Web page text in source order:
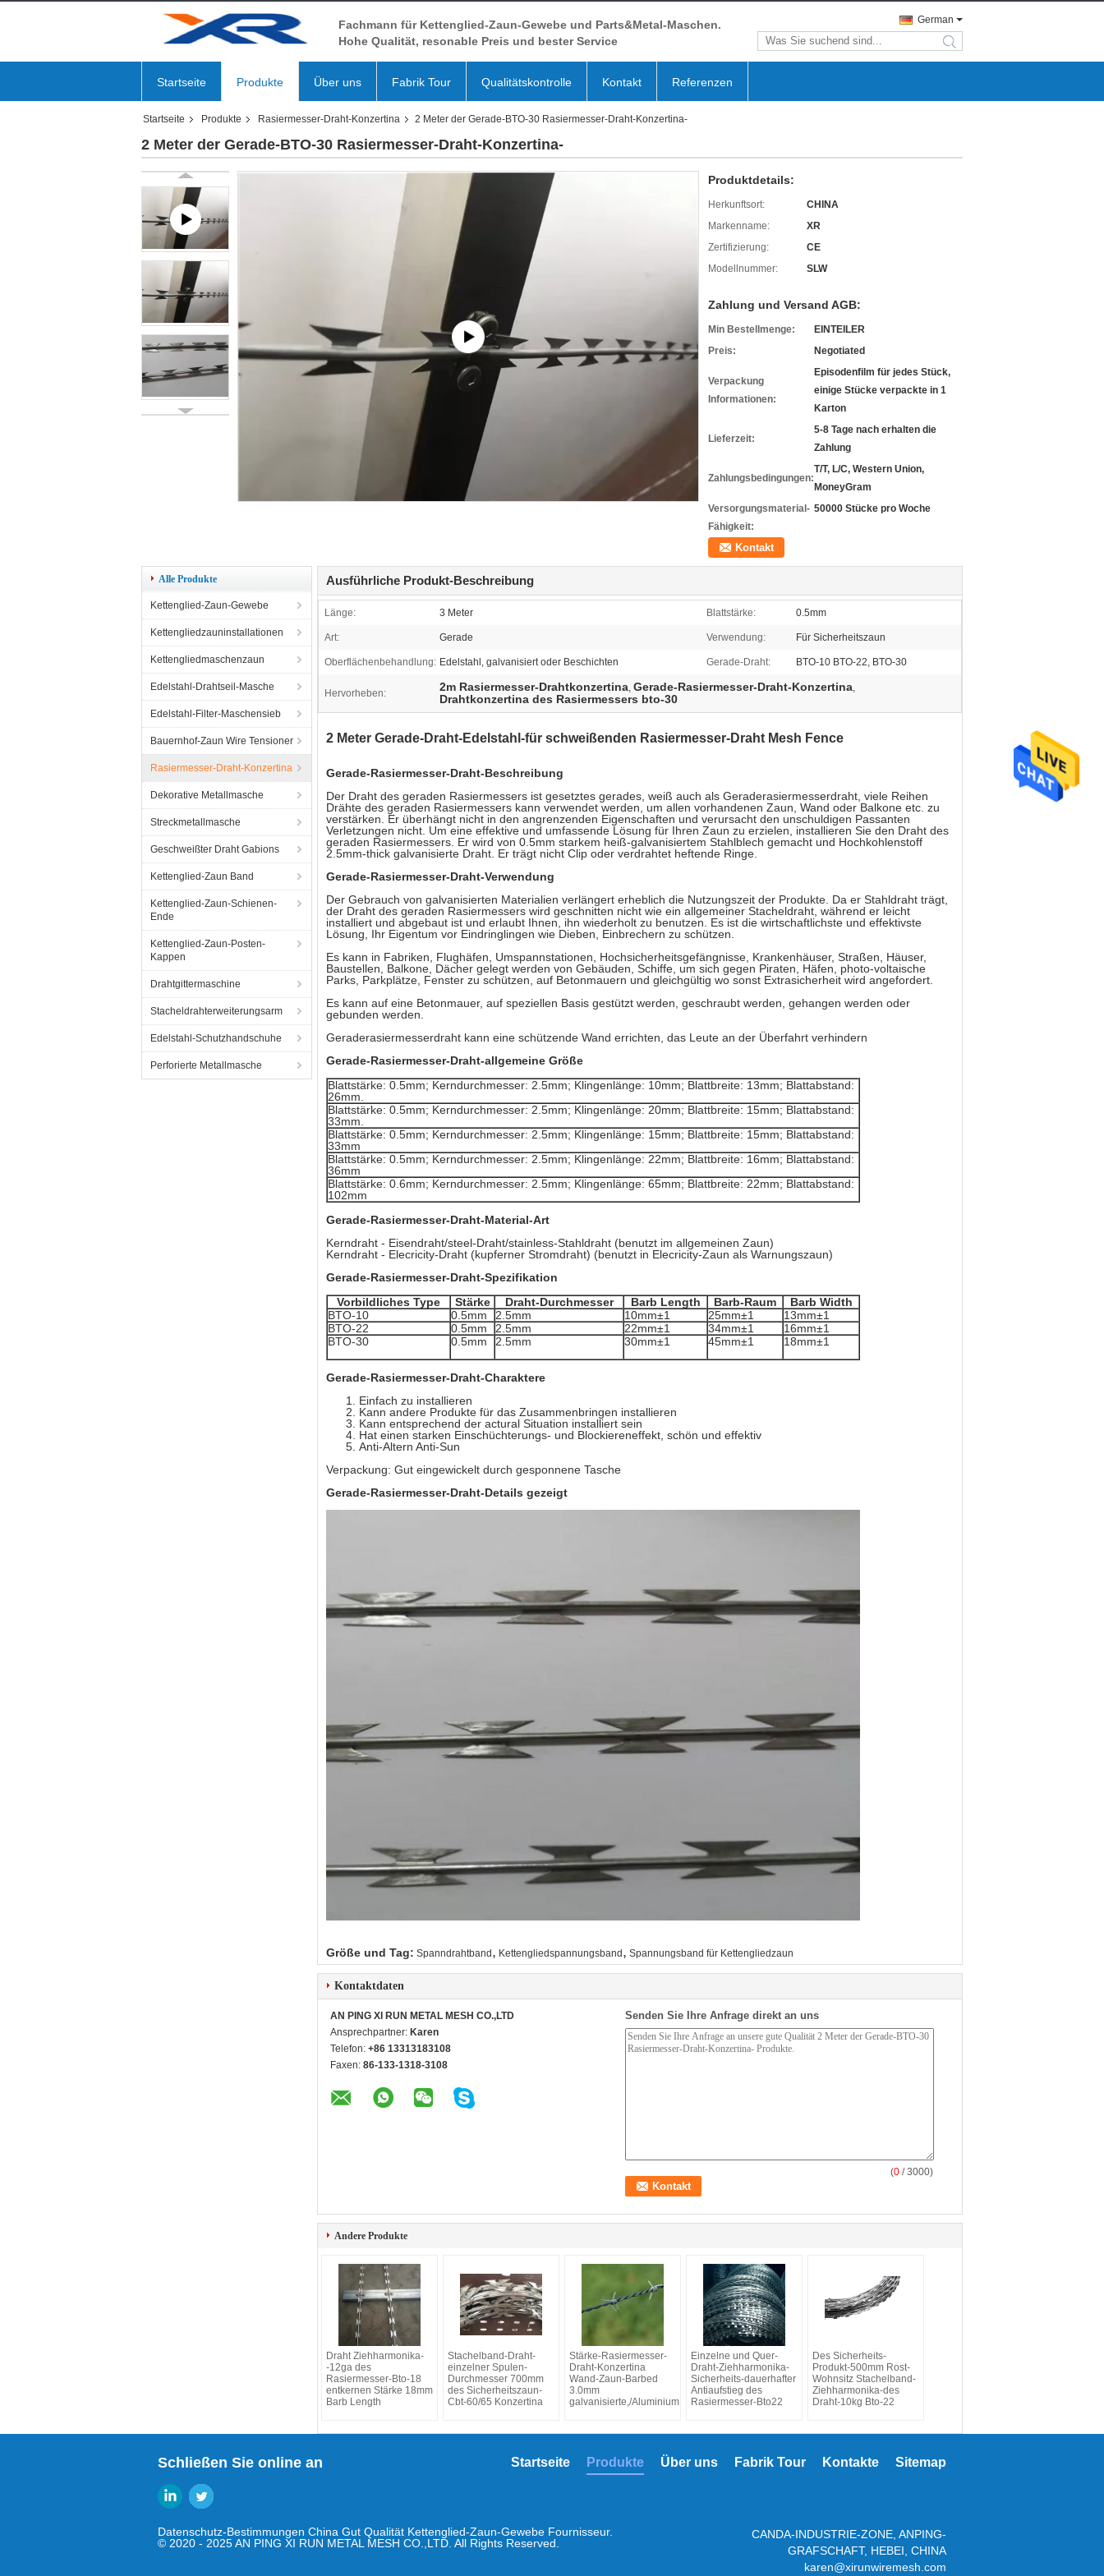
Fachmann für Kettenglied-Zaun-Gewebe und Parts&Metal-Maschen.
Hohe Qualität, resonable Preis und bester Service
German
search
Startseite Produkte Über uns Fabrik Tour Qualitätskontrolle Kontakt Referenzen
Startseite Produkte Rasiermesser-Draht-Konzertina 2 Meter der Gerade-BTO-30 Rasiermesser-Draht-Konzertina-
2 Meter der Gerade-BTO-30 Rasiermesser-Draht-Konzertina-
Produktdetails:
Herkunftsort:
CHINA
Markenname:
XR
Zertifizierung:
CE
Modellnummer:
SLW
Zahlung und Versand AGB:
Min Bestellmenge:
EINTEILER
Preis:
Negotiated
Verpackung
Informationen:
Episodenfilm für jedes Stück,
einige Stücke verpackte in 1
Karton
Lieferzeit:
5-8 Tage nach erhalten die
Zahlung
Zahlungsbedingungen:
T/T, L/C, Western Union,
MoneyGram
Versorgungsmaterial-
Fähigkeit:
50000 Stücke pro Woche
Kontakt
Alle Produkte
Kettenglied-Zaun-Gewebe
Kettengliedzauninstallationen
Kettengliedmaschenzaun
Edelstahl-Drahtseil-Masche
Edelstahl-Filter-Maschensieb
Bauernhof-Zaun Wire Tensioner
Rasiermesser-Draht-Konzertina
Dekorative Metallmasche
Streckmetallmasche
Geschweißter Draht Gabions
Kettenglied-Zaun Band
Kettenglied-Zaun-Schienen-
Ende
Kettenglied-Zaun-Posten-
Kappen
Drahtgittermaschine
Stacheldrahterweiterungsarm
Edelstahl-Schutzhandschuhe
Perforierte Metallmasche
Ausführliche Produkt-Beschreibung
Länge: 3 Meter Blattstärke: 0.5mm
Art: Gerade Verwendung: Für Sicherheitszaun
Oberflächenbehandlung: Edelstahl, galvanisiert oder Beschichten Gerade-Draht: BTO-10 BTO-22, BTO-30
Hervorheben: 2m Rasiermesser-Drahtkonzertina, Gerade-Rasiermesser-Draht-Konzertina,
Drahtkonzertina des Rasiermessers bto-30
2 Meter Gerade-Draht-Edelstahl-für schweißenden Rasiermesser-Draht Mesh Fence
Gerade-Rasiermesser-Draht-Beschreibung
Der Draht des geraden Rasiermessers ist gesetztes gerades, weiß auch als Geraderasiermesserdraht, viele Reihen
Drähte des geraden Rasiermessers kann verwendet werden, um allen vorhandenen Zaun, Wand oder Balkone etc. zu
verstärken. Er überhängt nicht in den angrenzenden Eigenschaften und verursacht den unschuldigen Passanten
Verletzungen nicht. Um eine effektive und umfassende Lösung für Ihren Zaun zu erzielen, installieren Sie den Draht des
geraden Rasiermessers. Er wird von 0.5mm starkem heiß-galvanisiertem Stahlblech gemacht und Hochkohlenstoff
2.5mm-thick galvanisierte Draht. Er trägt nicht Clip oder verdrahtet heftende Ringe.
Gerade-Rasiermesser-Draht-Verwendung
Der Gebrauch von galvanisierten Materialien verlängert erheblich die Nutzungszeit der Produkte. Da er Stahldraht trägt,
der Draht des geraden Rasiermessers wird geschnitten nicht wie ein allgemeiner Stacheldraht, während er leicht
installiert und abgebaut ist und erlaubt Ihnen, ihn wiederholt zu benutzen. Es ist die wirtschaftlichste und effektivste
Lösung, Ihr Eigentum vor Eindringlingen wie Dieben, Einbrechern zu schützen.
Es kann in Fabriken, Flughäfen, Umspannstationen, Hochsicherheitsgefängnisse, Krankenhäuser, Straßen, Häuser,
Baustellen, Balkone, Dächer gelegt werden von Gebäuden, Schiffe, um sich gegen Piraten, Häfen, photo-voltaische
Parks, Parkplätze, Fenster zu schützen, auf Betonmauern und gleichgültig wo sonst Extrasicherheit wird angefordert.
Es kann auf eine Betonmauer, auf speziellen Basis gestützt werden, geschraubt werden, gehangen werden oder
gebunden werden.
Geraderasiermesserdraht kann eine schützende Wand errichten, das Leute an der Überfahrt verhindern
Gerade-Rasiermesser-Draht-allgemeine Größe
Blattstärke: 0.5mm; Kerndurchmesser: 2.5mm; Klingenlänge: 10mm; Blattbreite: 13mm; Blattabstand:
26mm.
Blattstärke: 0.5mm; Kerndurchmesser: 2.5mm; Klingenlänge: 20mm; Blattbreite: 15mm; Blattabstand:
33mm.
Blattstärke: 0.5mm; Kerndurchmesser: 2.5mm; Klingenlänge: 15mm; Blattbreite: 15mm; Blattabstand:
33mm
Blattstärke: 0.5mm; Kerndurchmesser: 2.5mm; Klingenlänge: 22mm; Blattbreite: 16mm; Blattabstand:
36mm
Blattstärke: 0.6mm; Kerndurchmesser: 2.5mm; Klingenlänge: 65mm; Blattbreite: 22mm; Blattabstand:
102mm
Gerade-Rasiermesser-Draht-Material-Art
Kerndraht - Eisendraht/steel-Draht/stainless-Stahldraht (benutzt im allgemeinen Zaun)
Kerndraht - Elecricity-Draht (kupferner Stromdraht) (benutzt in Elecricity-Zaun als Warnungszaun)
Gerade-Rasiermesser-Draht-Spezifikation
Vorbildliches Type
Stärke Draht-Durchmesser Barb Length Barb-Raum
Barb Width
BTO-10
0.5mm 2.5mm 10mm±1 25mm±1
13mm±1
BTO-22
0.5mm 2.5mm 22mm±1 34mm±1
16mm±1
BTO-30
0.5mm 2.5mm 30mm±1 45mm±1 18mm±1
Gerade-Rasiermesser-Draht-Charaktere
Einfach zu installieren
Kann andere Produkte für das Zusammenbringen installieren
Kann entsprechend der actural Situation installiert sein
Hat einen starken Einschüchterungs- und Blockiereneffekt, schön und effektiv
Anti-Altern Anti-Sun
Verpackung: Gut eingewickelt durch gesponnene Tasche
Gerade-Rasiermesser-Draht-Details gezeigt
Größe und Tag: Spanndrahtband , Kettengliedspannungsband , Spannungsband für Kettengliedzaun
Kontaktdaten
AN PING XI RUN METAL MESH CO.,LTD
Ansprechpartner: Karen
Telefon: +86 13313183108
Faxen: 86-133-1318-3108
Senden Sie Ihre Anfrage direkt an uns
(0 / 3000)
Andere Produkte
Draht Ziehharmonika-
-12ga des
Rasiermesser-Bto-18
entkernen Stärke 18mm
Barb Length
Stachelband-Draht-
einzelner Spulen-
Durchmesser 700mm
des Sicherheitszaun-
Cbt-60/65 Konzertina
Stärke-Rasiermesser-
Draht-Konzertina
Wand-Zaun-Barbed
3.0mm
galvanisierte,/Aluminium
Einzelne und Quer-
Draht-Ziehharmonika-
Sicherheits-dauerhafter
Antiaufstieg des
Rasiermesser-Bto22
Des Sicherheits-
Produkt-500mm Rost-
Wohnsitz Stachelband-
Ziehharmonika-des
Draht-10kg Bto-22
Schließen Sie online an Sitemap
Kontakte
Fabrik Tour
Über uns
Produkte
Startseite
Datenschutz-Bestimmungen China Gut Qualität Kettenglied-Zaun-Gewebe Fournisseur.
© 2020 - 2025 AN PING XI RUN METAL MESH CO.,LTD. All Rights Reserved.
CANDA-INDUSTRIE-ZONE, ANPING-
GRAFSCHAFT, HEBEI, CHINA
karen@xirunwiremesh.com